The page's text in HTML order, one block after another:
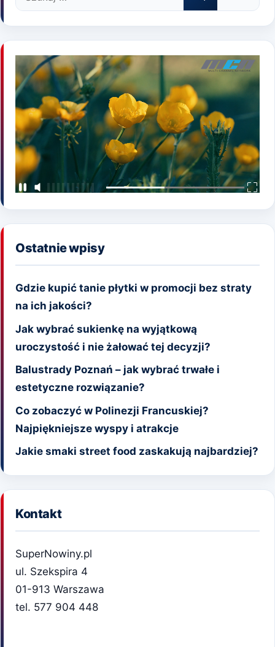
Ostatnie wpisy
Gdzie kupić tanie płytki w promocji bez straty
na ich jakości?
Jak wybrać sukienkę na wyjątkową
uroczystość i nie żałować tej decyzji?
Balustrady Poznań – jak wybrać trwałe i
estetyczne rozwiązanie?
Co zobaczyć w Polinezji Francuskiej?
Najpiękniejsze wyspy i atrakcje
Jakie smaki street food zaskakują najbardziej?
Kontakt
SuperNowiny.pl
ul. Szekspira 4
01-913 Warszawa
tel. 577 904 448